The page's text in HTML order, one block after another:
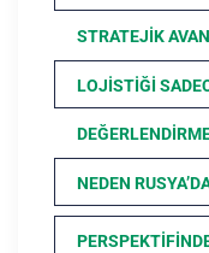
STRATEJIK
LOJISTIĞI
NEDEN